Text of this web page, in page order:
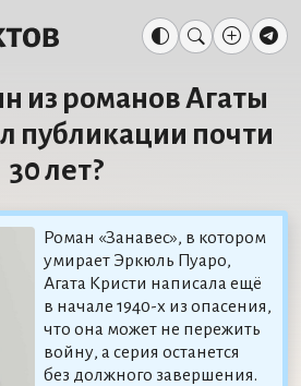
из романов Агаты
публикации почти
30 лет?
Роман «Занавес», в котором
умирает Эркюль Пуаро,
Агата Кристи написала ещё
в начале 1940-х из опасения,
что она может не пережить
войну, а серия останется
без должного завершения.